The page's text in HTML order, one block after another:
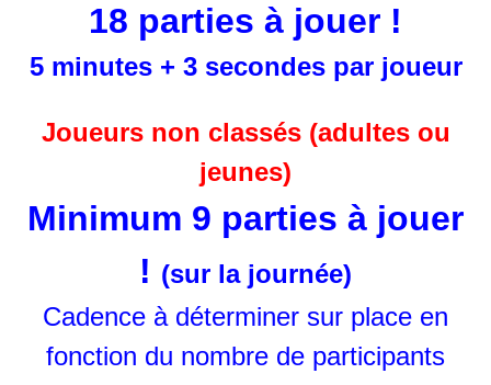
18 parties à jouer !
5 minutes + 3 secondes par joueur
Joueurs non classés (adultes ou
jeunes)
Minimum 9 parties à jouer
! (sur la journée)
Cadence à déterminer sur place en
fonction du nombre de participants